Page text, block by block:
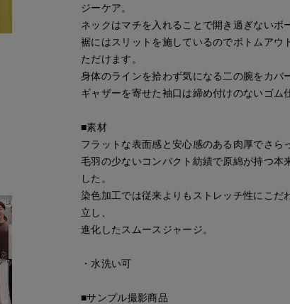
ジーケア。
ネックはマチを入れることで開き過ぎないボ
裾にはスリットを施しているのでボトムアウ
ただけます。
身体のラインを拾わず気になる二の腕をカバ
ギャザーを寄せた袖口は締め付けのないゴム
■素材
フラットな表面感と安心感のある肉厚でさら
毛羽の少ないコンパクト紡績で原綿が持つ本
した。
染色加工では従来よりもストレッチ性にこだ
立し、
進化したスムースジャージ。
・水洗い可
■サンプル撮影商品